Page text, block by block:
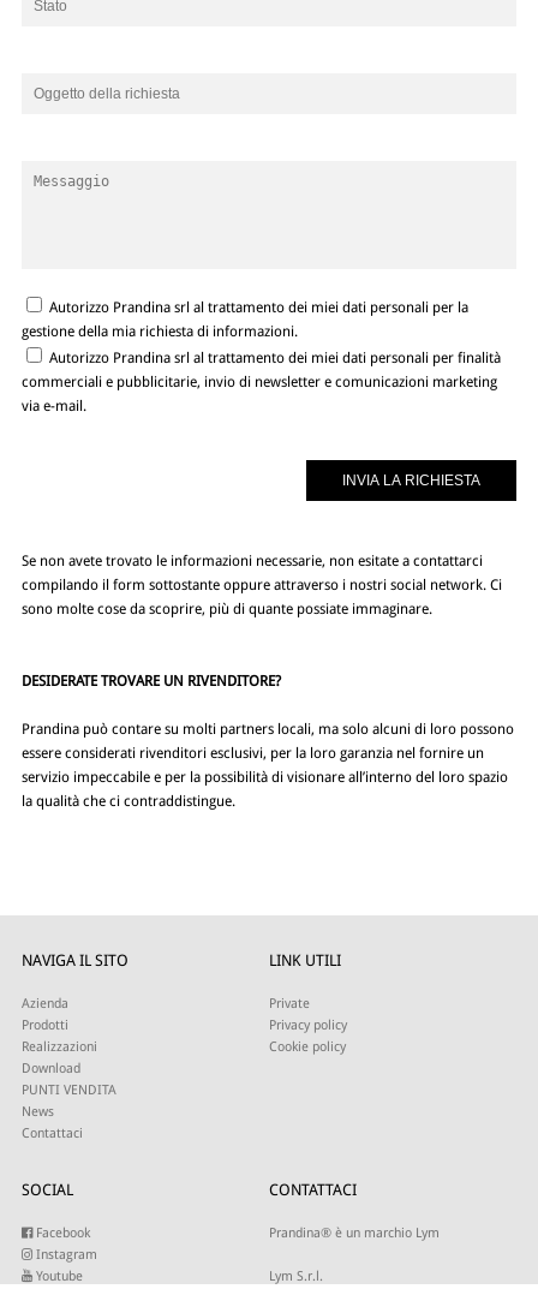
Autorizzo Prandina srl al trattamento dei miei dati personali per la
gestione della mia richiesta di informazioni.
Autorizzo Prandina srl al trattamento dei miei dati personali per finalità
commerciali e pubblicitarie, invio di newsletter e comunicazioni marketing
via e-mail.
Se non avete trovato le informazioni necessarie, non esitate a contattarci
compilando il form sottostante oppure attraverso i nostri social network. Ci
sono molte cose da scoprire, più di quante possiate immaginare.
DESIDERATE TROVARE UN RIVENDITORE?
Prandina può contare su molti partners locali, ma solo alcuni di loro possono
essere considerati rivenditori esclusivi, per la loro garanzia nel fornire un
servizio impeccabile e per la possibilità di visionare all’interno del loro spazio
la qualità che ci contraddistingue.
NAVIGA IL SITO
Azienda
Prodotti
Realizzazioni
Download
PUNTI VENDITA
News
Contattaci
LINK UTILI
Private
Privacy policy
Cookie policy
SOCIAL
Facebook
Instagram
Youtube
CONTATTACI
Prandina® è un marchio Lym
Lym S.r.l.